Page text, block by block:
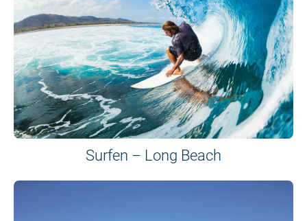
Surfen – Long Beach